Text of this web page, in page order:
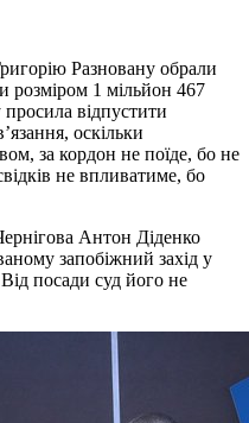
Разновану обрали
розміром 1 мільйон 467
відпустити
оскільки
за кордон не поїде, бо не
не впливатиме, бо
Антон Діденко
запобіжний захід у
посади суд його не